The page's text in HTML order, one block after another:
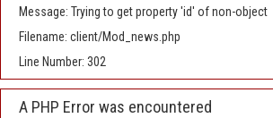
Message: Trying to get property 'id' of non-object
Filename: client/Mod_news.php
Line Number: 302
A PHP Error was encountered